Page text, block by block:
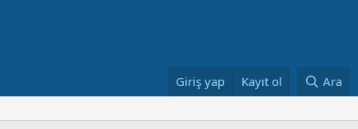
Giriş yap Kayıt ol Ara